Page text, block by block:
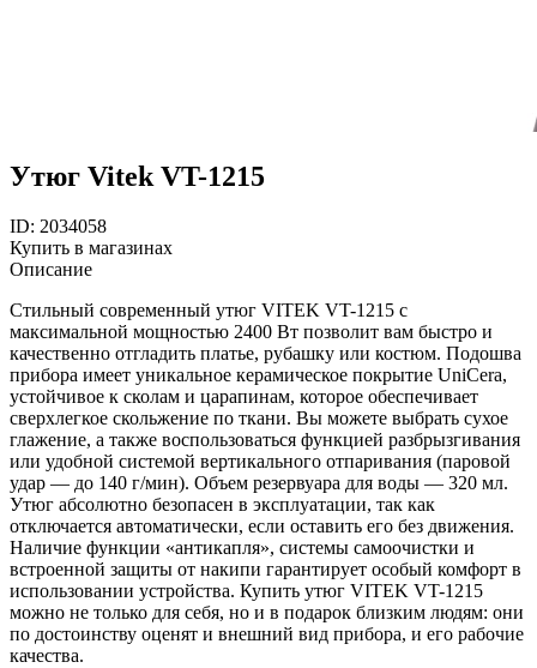
Утюг Vitek VT-1215
ID: 2034058
Купить в магазинах
Описание
Стильный современный утюг VITEK VT-1215 с
максимальной мощностью 2400 Вт позволит вам быстро и
качественно отгладить платье, рубашку или костюм. Подошва
прибора имеет уникальное керамическое покрытие UniCera,
устойчивое к сколам и царапинам, которое обеспечивает
сверхлегкое скольжение по ткани. Вы можете выбрать сухое
глажение, а также воспользоваться функцией разбрызгивания
или удобной системой вертикального отпаривания (паровой
удар — до 140 г/мин). Объем резервуара для воды — 320 мл.
Утюг абсолютно безопасен в эксплуатации, так как
отключается автоматически, если оставить его без движения.
Наличие функции «антикапля», системы самоочистки и
встроенной защиты от накипи гарантирует особый комфорт в
использовании устройства. Купить утюг VITEK VT-1215
можно не только для себя, но и в подарок близким людям: они
по достоинству оценят и внешний вид прибора, и его рабочие
качества.